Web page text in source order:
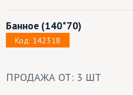
Банное (140*70)
Код: 142318
ПРОДАЖА ОТ: 3 ШТ